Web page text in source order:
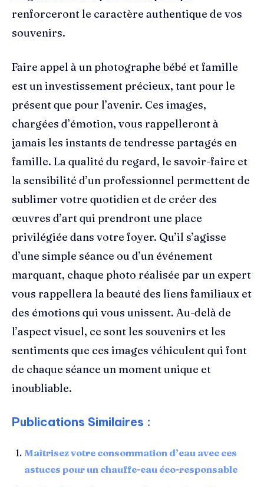
renforceront le caractère authentique de vos
souvenirs.
Faire appel à un photographe bébé et famille
est un investissement précieux, tant pour le
présent que pour l’avenir. Ces images,
chargées d’émotion, vous rappelleront à
jamais les instants de tendresse partagés en
famille. La qualité du regard, le savoir-faire et
la sensibilité d’un professionnel permettent de
sublimer votre quotidien et de créer des
œuvres d’art qui prendront une place
privilégiée dans votre foyer. Qu’il s’agisse
d’une simple séance ou d’un événement
marquant, chaque photo réalisée par un expert
vous rappellera la beauté des liens familiaux et
des émotions qui vous unissent. Au-delà de
l’aspect visuel, ce sont les souvenirs et les
sentiments que ces images véhiculent qui font
de chaque séance un moment unique et
inoubliable.
Publications Similaires :
Maîtrisez votre consommation d’eau avec ces
astuces pour un chauffe-eau éco-responsable